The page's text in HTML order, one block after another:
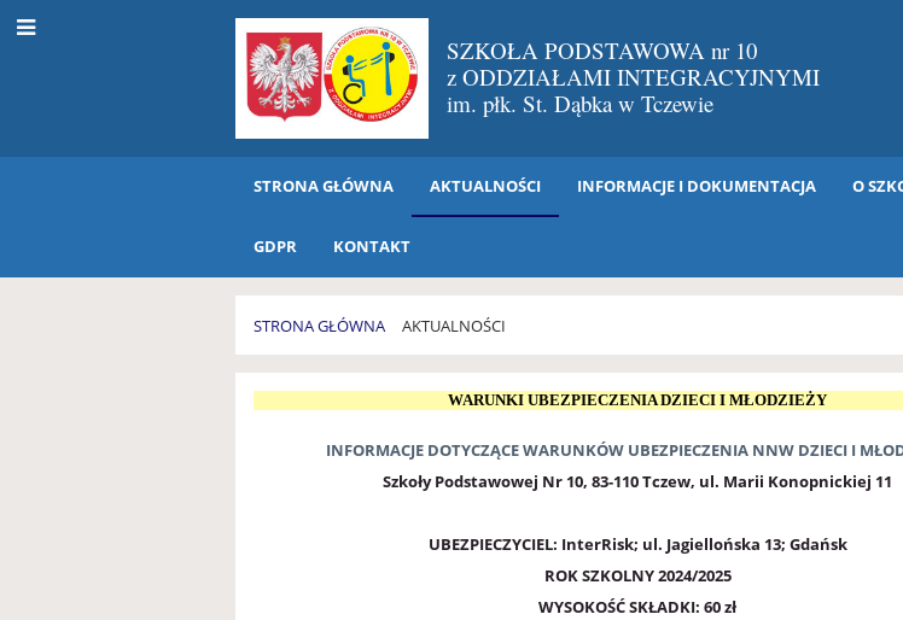
SZKOŁA PODSTAWOWA nr 10
z ODDZIAŁAMI INTEGRACYJNYMI
im. płk. St. Dąbka w Tczewie
STRONA GŁÓWNA AKTUALNOŚCI INFORMACJE I DOKUMENTACJA O
GDPR KONTAKT
STRONA GŁÓWNA AKTUALNOŚCI
AKTUALNOŚCI WARUNKI UBEZPIECZENIA DZIECI I MŁODZIEŻY
INFORMACJE DOTYCZĄCE WARUNKÓW UBEZPIECZENIA NNW DZIECI I
Szkoły Podstawowej Nr 10, 83-110 Tczew, ul. Marii Konopnickiej 11
UBEZPIECZYCIEL: InterRisk; ul. Jagiellońska 13; Gdańsk
ROK SZKOLNY 2024/2025
WYSOKOŚĆ SKŁADKI: 60 zł